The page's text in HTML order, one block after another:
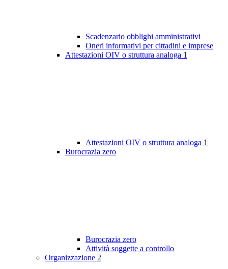
Scadenzario obblighi amministrativi
Oneri informativi per cittadini e imprese
Attestazioni OIV o struttura analoga 1
Attestazioni OIV o struttura analoga 1
Burocrazia zero
Burocrazia zero
Attività soggette a controllo
Organizzazione 2